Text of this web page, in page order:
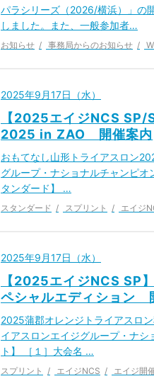
パラシリーズ（2026/横浜）」の
しました。また、一般参加者…
お知らせ 事務局からのお知らせ
2025年9月17日（水）
【2025エイジNCS SP/
2025 in ZAO 開催案内
おもてなし⼭形トライアスロン
グループ・ナショナルチャンピ
タンダード】 …
スタンダード スプリント エイジ
2025年9月17日（水）
【2025エイジNCS SP
ペシャルエディション
2025蒲郡オレンジトライアスロ
イアスロンエイジグループ・ナ
ト】 ［１］大会名 …
スプリント エイジNCS エイジ開